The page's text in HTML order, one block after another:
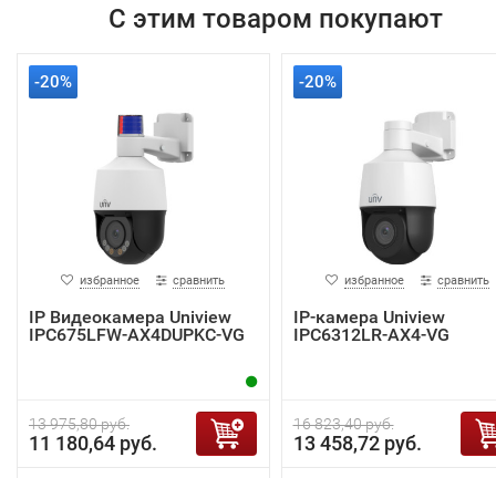
С этим товаром покупают
-20%
избранное сравнить
IP Видеокамера Uniview
IPC675LFW-AX4DUPKC-VG
13 975,80 руб.
11 180,64 руб.
-20%
избранное сравнить
IP-камера Uniview
IPC6312LR-AX4-VG
16 823,40 руб.
13 458,72 руб.